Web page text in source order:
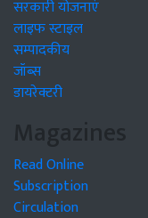
सरकारी योजनाएं
लाइफ स्टाइल
सम्पादकीय
जॉब्स
डायरेक्टरी
Magazines
Read Online
Subscription
Circulation